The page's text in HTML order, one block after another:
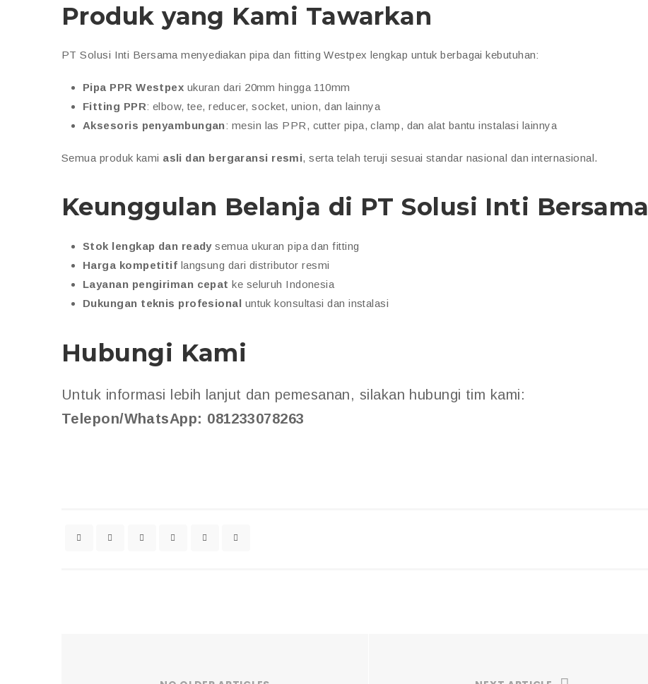
Produk yang Kami Tawarkan
PT Solusi Inti Bersama menyediakan pipa dan fitting Westpex lengkap untuk berbagai kebutuhan:
Pipa PPR Westpex ukuran dari 20mm hingga 110mm
Fitting PPR: elbow, tee, reducer, socket, union, dan lainnya
Aksesoris penyambungan: mesin las PPR, cutter pipa, clamp, dan alat bantu instalasi lainnya
Semua produk kami asli dan bergaransi resmi, serta telah teruji sesuai standar nasional dan internasional.
Keunggulan Belanja di PT Solusi Inti Bersama
Stok lengkap dan readysemua ukuran pipa dan fitting
Harga kompetitif langsung dari distributor resmi
Layanan pengiriman cepat ke seluruh Indonesia
Dukungan teknis profesional untuk konsultasi dan instalasi
Hubungi Kami
Untuk informasi lebih lanjut dan pemesanan, silakan hubungi tim kami:
Telepon/WhatsApp: 081233078263